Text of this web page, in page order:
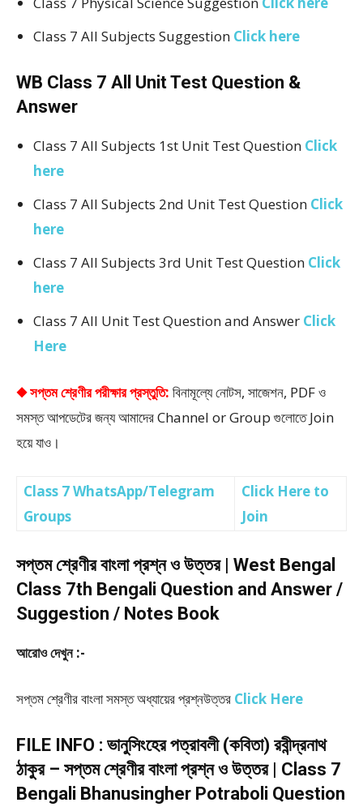
Class 7 All Subjects Suggestion Click here
WB Class 7 All Unit Test Question &
Answer
Class 7 All Subjects 1st Unit Test Question Click
here
Class 7 All Subjects 2nd Unit Test Question Click
here
Class 7 All Subjects 3rd Unit Test Question Click
here
Class 7 All Unit Test Question and Answer Click
Here
◆ সপ্তম শ্রেণীর পরীক্ষার প্রস্তুতি: বিনামূল্যে নোটস, সাজেশন, PDF ও
সমস্ত আপডেটের জন্য আমাদের Channel or Group গুলোতে Join
হয়ে যাও।
Class 7 WhatsApp/Telegram
Groups
Click Here to
Join
সপ্তম শ্রেণীর বাংলা প্রশ্ন ও উত্তর | West Bengal
Class 7th Bengali Question and Answer /
Suggestion / Notes Book
আরোও দেখুন :-
সপ্তম শ্রেণীর বাংলা সমস্ত অধ্যায়ের প্রশ্নউত্তর Click Here
FILE INFO : ভানুসিংহের পত্রাবলী (কবিতা) রবীন্দ্রনাথ
ঠাকুর – সপ্তম শ্রেণীর বাংলা প্রশ্ন ও উত্তর | Class 7
Bengali Bhanusingher Potraboli Question